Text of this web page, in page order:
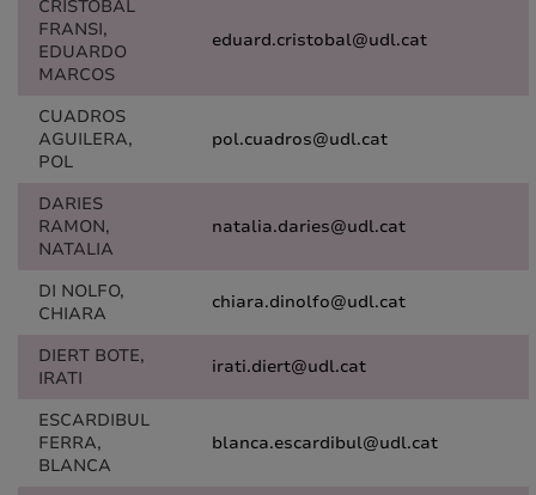
CRISTOBAL
FRANSI,
EDUARDO
MARCOS
eduard.cristobal@udl.cat
CUADROS
AGUILERA,
POL
pol.cuadros@udl.cat
DARIES
RAMON,
NATALIA
natalia.daries@udl.cat
DI NOLFO,
CHIARA
chiara.dinolfo@udl.cat
DIERT BOTE,
IRATI
irati.diert@udl.cat
ESCARDIBUL
FERRA,
BLANCA
blanca.escardibul@udl.cat